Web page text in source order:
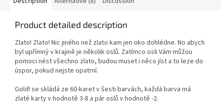
Product detailed description
Zlato! Zlato! Nic jiného než zlato kam jen oko dohlédne. No abych
byl upřímný v krajině je několik oslů. Zatímco osli Vám můžou
pomoci nést všechno zlato, budou muset i něco jíst a to leze do
úspor, pokud nejste opatrní.
Gold! se skládá ze 60-karet v šesti barvách, každá barva má
zlaté karty v hodnotě 3-8 a pár oslů v hodnotě -2.